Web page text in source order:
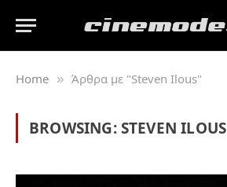
Home » Άρθρα με "Steven Ilous"
BROWSING:STEVEN ILOUS